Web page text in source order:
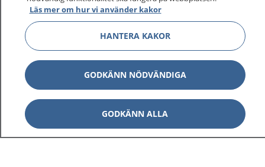
På 1177.se får du råd om hälsa och information om
sjukdomar och vilka mottagningar du kan kontakta.
Logga in för att läsa din journal och göra dina
vårdärenden. Ring telefonnummer 1177 för
sjukvårdsrådgivning dygnet runt.
1177 ger dig råd när du vill må bättre.
Läs mer om hur vi använder kakor
HANTERA KAKOR
GODKÄNN NÖDVÄNDIGA
GODKÄNN ALLA